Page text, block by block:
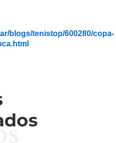
blogs/tenistop/600280/copa-